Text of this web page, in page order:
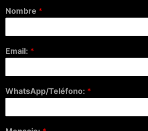
Nombre *
Email: *
WhatsApp/Teléfono: *